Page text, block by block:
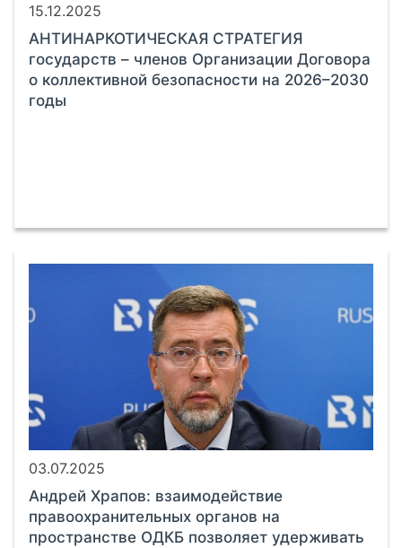
15.12.2025
АНТИНАРКОТИЧЕСКАЯ СТРАТЕГИЯ
государств – членов Организации Договора
о коллективной безопасности на 2026–2030
годы
03.07.2025
Андрей Храпов: взаимодействие
правоохранительных органов на
пространстве ОДКБ позволяет удерживать